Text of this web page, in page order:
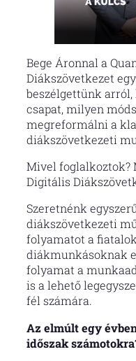
Bege Áronnal a
Diákszövetkezet
beszélgettünk
csapat, milyen
megreformálni a
diákszövetkezeti
Mivel foglalkoztok?
Digitális
Szeretnénk
diákszövetkezeti
folyamatot a
diákmunkásoknak
folyamat a
is a lehető
fél számára.
Az elmúlt egy
időszak